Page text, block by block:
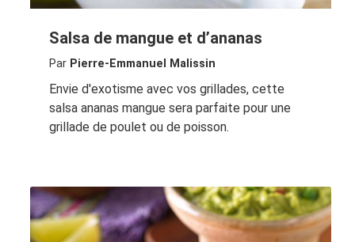
Salsa de mangue et d’ananas
Par Pierre-Emmanuel Malissin
Envie d'exotisme avec vos grillades, cette
salsa ananas mangue sera parfaite pour une
grillade de poulet ou de poisson.